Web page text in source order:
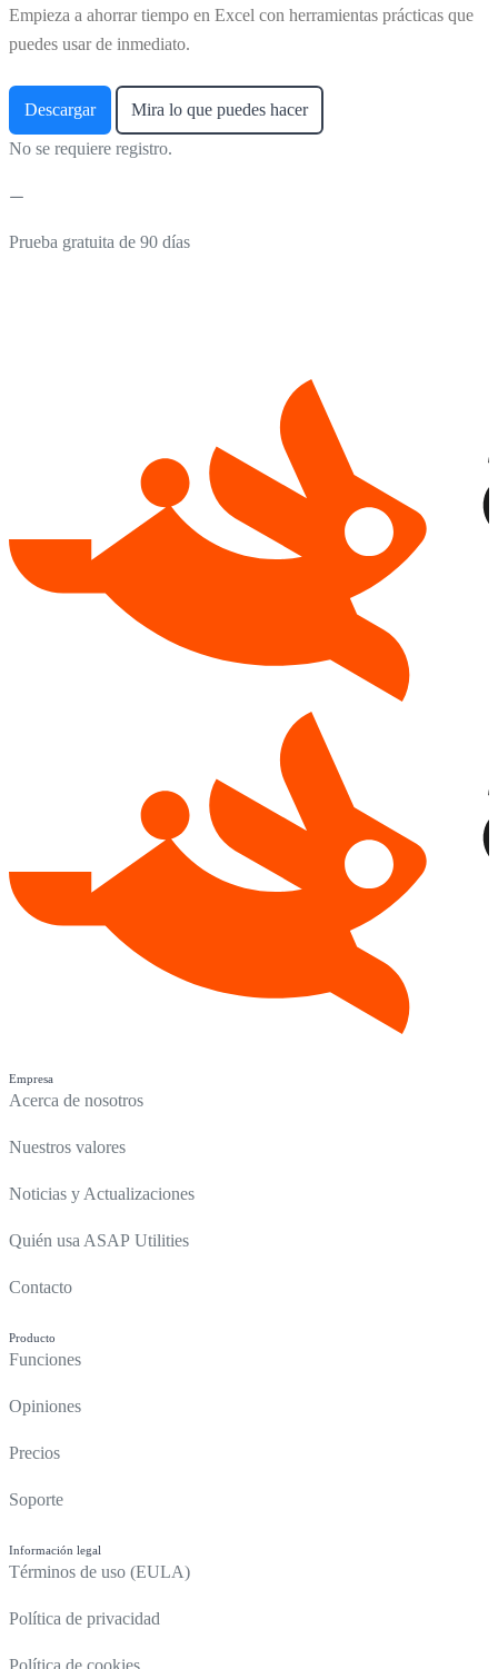
Empieza a ahorrar tiempo en Excel con herramientas prácticas que
puedes usar de inmediato.
Descargar Mira lo que puedes hacer
No se requiere registro.
Prueba gratuita de 90 días
Empresa
Acerca de nosotros
Nuestros valores
Noticias y Actualizaciones
Quién usa ASAP Utilities
Contacto
Producto
Funciones
Opiniones
Precios
Soporte
Información legal
Términos de uso (EULA)
Política de privacidad